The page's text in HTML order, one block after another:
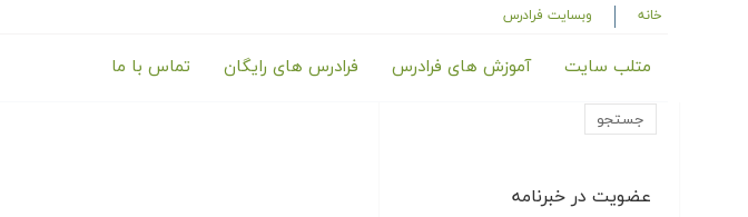
خانه وبسایت فرادرس
متلب سایت آموزش های فرادرس فرادرس های رایگان تماس با ما
عضویت در خبرنامه